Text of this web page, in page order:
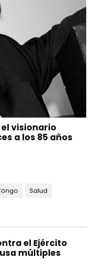
visionario
a los 85 años
Salud
el Ejército
múltiples